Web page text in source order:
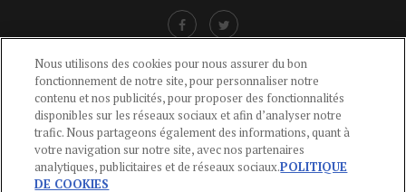
CGU-POLITIQUE DE CONFIDENTIALITÉ -POLITIQUE DES COOKIES
MENTIONS LÉGALES -AIDE
CONTACT
Nous utilisons des cookies pour nous assurer du bon
fonctionnement de notre site, pour personnaliser notre
contenu et nos publicités, pour proposer des fonctionnalités
disponibles sur les réseaux sociaux et afin d’analyser notre
trafic. Nous partageons également des informations, quant à
votre navigation sur notre site, avec nos partenaires
analytiques, publicitaires et de réseaux sociaux.POLITIQUE
DE COOKIES